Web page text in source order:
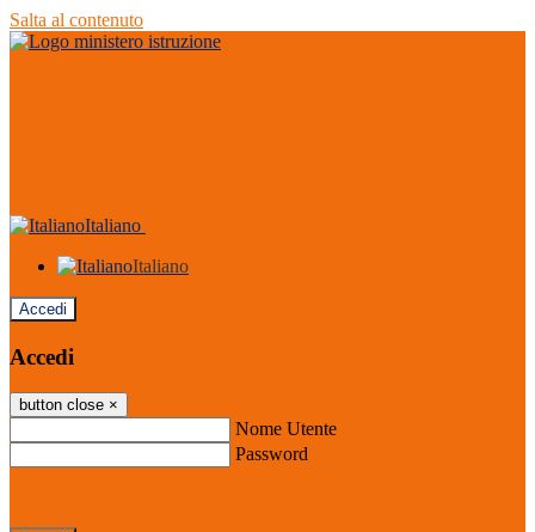
Salta al contenuto
Italiano
Italiano
Accedi
Accedi
button close ×
Nome Utente
Password